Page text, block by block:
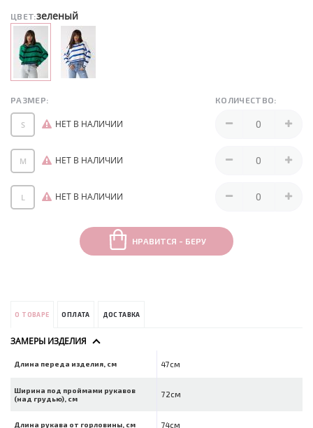
ЦВЕТ:зеленый
РАЗМЕР: КОЛИЧЕСТВО:
S НЕТ В НАЛИЧИИ
M НЕТ В НАЛИЧИИ
L НЕТ В НАЛИЧИИ
НРАВИТСЯ - БЕРУ
О ТОВАРЕ ОПЛАТА ДОСТАВКА
ЗАМЕРЫ ИЗДЕЛИЯ
Длина переда изделия, см 47см
Ширина под проймами рукавов
(над грудью), см
72см
Длина рукава от горловины, см 74см